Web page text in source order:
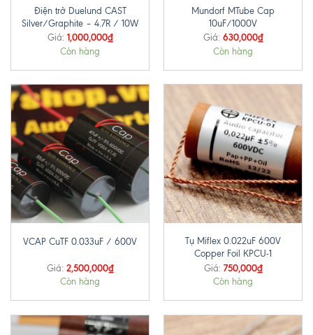
Điện trở Duelund CAST
Silver/Graphite – 4.7R / 10W
Giá: 1,000,000₫
Còn hàng
Mundorf MTube Cap
10uF/1000V
Giá: 630,000₫
Còn hàng
VCAP CuTF 0.033uF / 600V
Giá: 2,500,000₫
Còn hàng
Tụ Miflex 0.022uF 600V
Copper Foil KPCU-1
Giá: 750,000₫
Còn hàng